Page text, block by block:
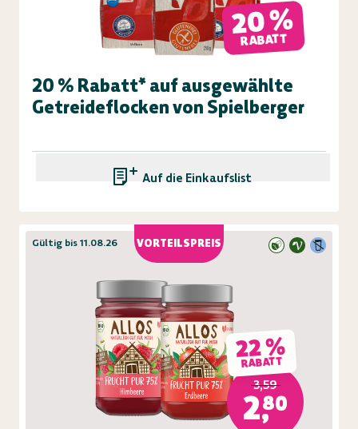
20 %
RABATT
20 % Rabatt* auf ausgewählte
Getreideflocken von Spielberger
Auf die Einkaufsliste
VORTEILSPREIS
Gültig bis 11.08.26
22 %
RABATT
3,59
2,80